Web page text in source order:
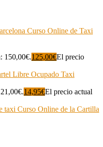
Curso Online de Taxi
150,00€.125,00€El precio
Libre Ocupado Taxi
14,95€El precio actual
Curso Online de la Cartilla